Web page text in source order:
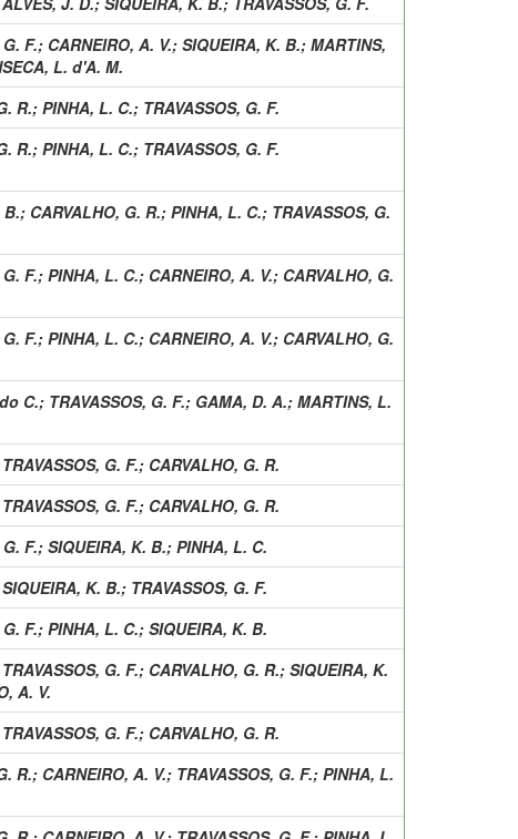
F.; CARNEIRO, A. V.; SIQUEIRA, K. B.; MARTINS,
L. d'A. M.
R.; PINHA, L. C.; TRAVASSOS, G. F.
R.; PINHA, L. C.; TRAVASSOS, G. F.
B.; CARVALHO, G. R.; PINHA, L. C.; TRAVASSOS, G.
F.; PINHA, L. C.; CARNEIRO, A. V.; CARVALHO, G.
F.; PINHA, L. C.; CARNEIRO, A. V.; CARVALHO, G.
C.; TRAVASSOS, G. F.; GAMA, D. A.; MARTINS, L.
TRAVASSOS, G. F.; CARVALHO, G. R.
TRAVASSOS, G. F.; CARVALHO, G. R.
F.; SIQUEIRA, K. B.; PINHA, L. C.
SIQUEIRA, K. B.; TRAVASSOS, G. F.
F.; PINHA, L. C.; SIQUEIRA, K. B.
TRAVASSOS, G. F.; CARVALHO, G. R.; SIQUEIRA, K.
A. V.
TRAVASSOS, G. F.; CARVALHO, G. R.
R.; CARNEIRO, A. V.; TRAVASSOS, G. F.; PINHA, L.